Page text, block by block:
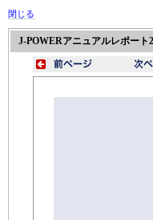
閉じる
J-POWERアニュアルレポート